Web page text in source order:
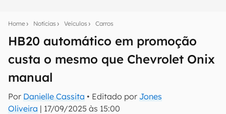
Home Notícias Veículos Carros
HB20 automático em promoção
custa o mesmo que Chevrolet Onix
manual
Por Danielle Cassita • Editado por Jones
Oliveira | 17/09/2025 às 15:00
notícias e reviews sobre tecnologia em primeira
mão.
E-mail
inscreva-se